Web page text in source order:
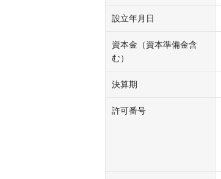
設立年月日
資本金（資本準備金含
む）
決算期
許可番号